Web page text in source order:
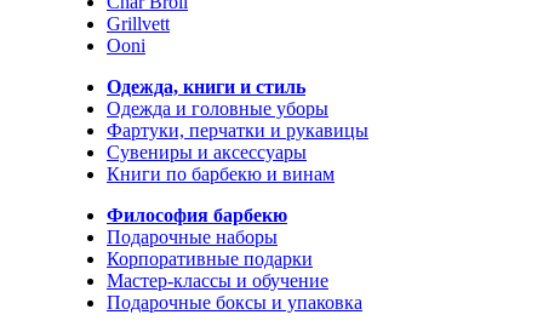
Grillvett
Ooni
Одежда, книги и стиль
Одежда и головные уборы
Фартуки, перчатки и рукавицы
Сувениры и аксессуары
Книги по барбекю и винам
Философия барбекю
Подарочные наборы
Корпоративные подарки
Мастер-классы и обучение
Подарочные боксы и упаковка